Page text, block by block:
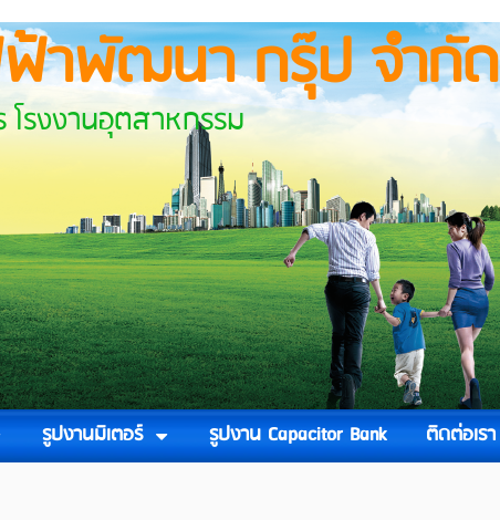
าพัฒนา กรุ๊ป จำกัด
อุตสาหกรรม
รูปงานมิเตอร์ รูปงาน Capacitor Bank
ติดต่อเรา